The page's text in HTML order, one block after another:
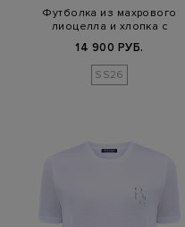
Футболка из махрового
лиоцелла и хлопка с
14 900 РУБ.
SS26